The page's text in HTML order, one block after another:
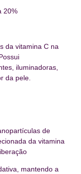
20%
da vitamina C na
iluminadoras,
da pele.
de
da vitamina
mantendo a